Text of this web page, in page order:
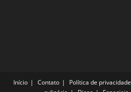
Início Contato Política de privacidade